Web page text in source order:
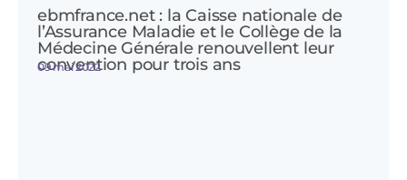
ebmfrance.net : la Caisse nationale de
l’Assurance Maladie et le Collège de la
Médecine Générale renouvellent leur
convention pour trois ans
09 mai 2022